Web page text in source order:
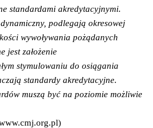
standardami akredytacyjnymi.
podlegają okresowej
wywoływania pożądanych
jest założenie
stymulowaniu do osiągania
standardy akredytacyjne.
muszą być na poziomie możliwie